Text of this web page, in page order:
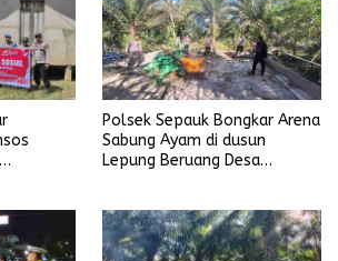
Polsek Sepauk Bongkar Arena
Sabung Ayam di dusun
Lepung Beruang Desa